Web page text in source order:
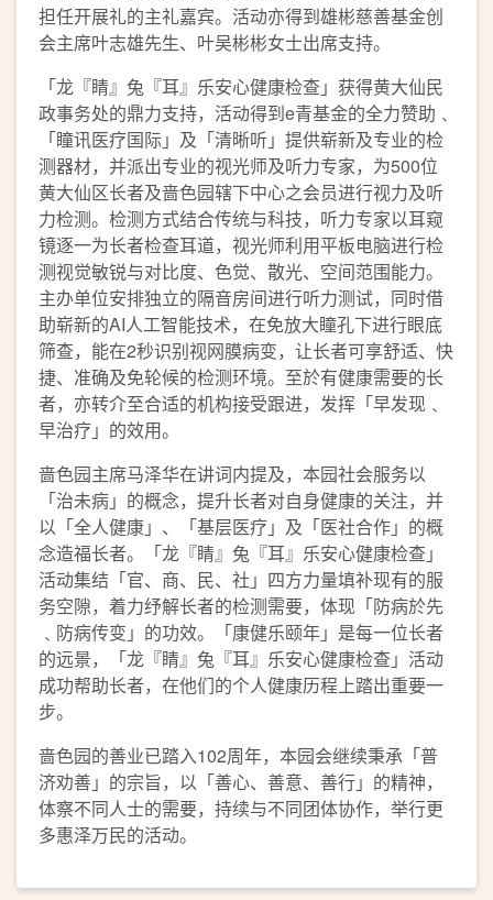
担任开展礼的主礼嘉宾。活动亦得到雄彬慈善基金创
会主席叶志雄先生、叶吴彬彬女士出席支持。
「龙『睛』兔『耳』乐安心健康检查」获得黄大仙民
政事务处的鼎力支持，活动得到e青基金的全力赞助﹑
「瞳讯医疗国际」及「清晰听」提供崭新及专业的检
测器材，并派出专业的视光师及听力专家，为500位
黄大仙区长者及啬色园辖下中心之会员进行视力及听
力检测。检测方式结合传统与科技，听力专家以耳窥
镜逐一为长者检查耳道，视光师利用平板电脑进行检
测视觉敏锐与对比度、色觉、散光、空间范围能力。
主办单位安排独立的隔音房间进行听力测试，同时借
助崭新的AI人工智能技术，在免放大瞳孔下进行眼底
筛查，能在2秒识别视网膜病变，让长者可享舒适、快
捷、准确及免轮候的检测环境。至於有健康需要的长
者，亦转介至合适的机构接受跟进，发挥「早发现﹑
早治疗」的效用。
啬色园主席马泽华在讲词内提及，本园社会服务以
「治未病」的概念，提升长者对自身健康的关注，并
以「全人健康」、「基层医疗」及「医社合作」的概
念造福长者。「龙『睛』兔『耳』乐安心健康检查」
活动集结「官、商、民、社」四方力量填补现有的服
务空隙，着力纾解长者的检测需要，体现「防病於先
﹑防病传变」的功效。「康健乐颐年」是每一位长者
的远景，「龙『睛』兔『耳』乐安心健康检查」活动
成功帮助长者，在他们的个人健康历程上踏出重要一
步。
啬色园的善业已踏入102周年，本园会继续秉承「普
济劝善」的宗旨，以「善心、善意、善行」的精神，
体察不同人士的需要，持续与不同团体协作，举行更
多惠泽万民的活动。